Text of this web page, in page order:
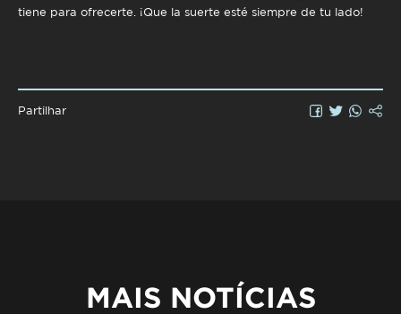
tiene para ofrecerte. ¡Que la suerte esté siempre de tu lado!
Partilhar
MAIS NOTÍCIAS